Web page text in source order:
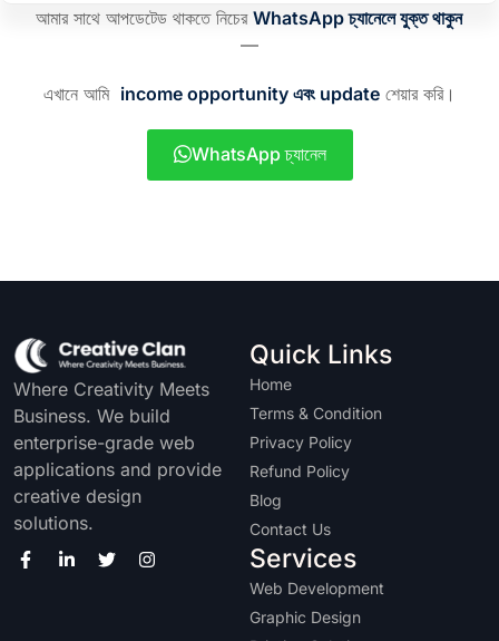
আমার সাথে আপডেটেড থাকতে নিচেরWhatsApp চ্যানেলে যুক্ত থাকুন
—
এখানে আমি income opportunity এবং updateশেয়ার করি।
WhatsApp চ্যানেল
Where Creativity Meets
Business. We build
enterprise-grade web
applications and provide
creative design
solutions.
Quick Links
Home
Terms & Condition
Privacy Policy
Refund Policy
Blog
Contact Us
Services
Web Development
Graphic Design